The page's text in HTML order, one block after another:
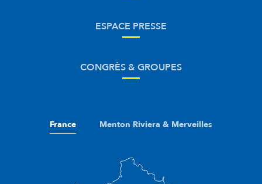
ESPACE PRESSE
CONGRÈS & GROUPES
France Menton Riviera & Merveilles